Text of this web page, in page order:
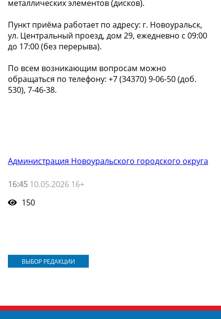
металлических элементов (дисков).
Пункт приёма работает по адресу: г. Новоуральск,
ул. Центральный проезд, дом 29, ежедневно с 09:00
до 17:00 (без перерыва).
По всем возникающим вопросам можно
обращаться по телефону: +7 (34370) 9-06-50 (доб.
530), 7-46-38.
Администрация Новоуральского городского округа
16:45 10.05.2026 16+
150
ВЫБОР РЕДАКЦИИ